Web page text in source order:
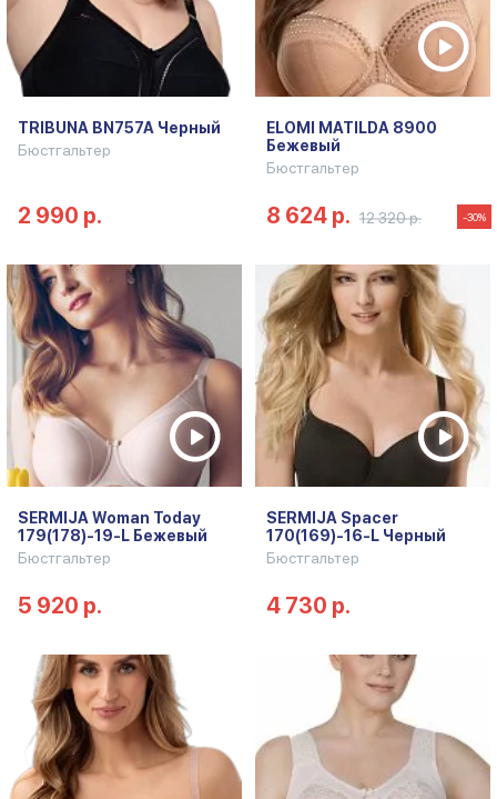
TRIBUNA BN757A Черный
Бюстгальтер
2 990 р.
ELOMI MATILDA 8900
Бежевый
Бюстгальтер
8 624 р. 12 320 р. -30%
SERMIJA Woman Today
179(178)-19-L Бежевый
Бюстгальтер
5 920 р.
SERMIJA Spacer
170(169)-16-L Черный
Бюстгальтер
4 730 р.